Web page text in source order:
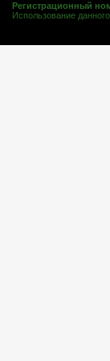
Регистрационный
Использование